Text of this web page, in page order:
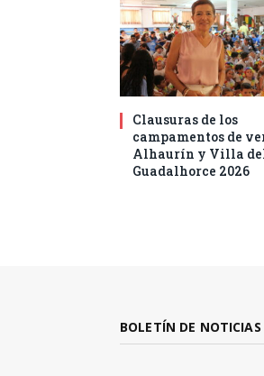
Clausuras de los
campamentos de
Alhaurín y Villa
Guadalhorce 2026
BOLETÍN DE NOTICIAS